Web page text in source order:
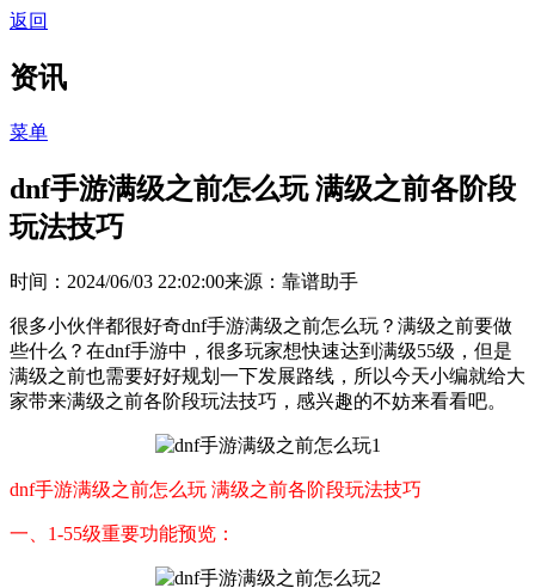
返回
资讯
菜单
dnf手游满级之前怎么玩 满级之前各阶段
玩法技巧
时间：2024/06/03 22:02:00来源：靠谱助手
很多小伙伴都很好奇dnf手游满级之前怎么玩？满级之前要做
些什么？在dnf手游中，很多玩家想快速达到满级55级，但是
满级之前也需要好好规划一下发展路线，所以今天小编就给大
家带来满级之前各阶段玩法技巧，感兴趣的不妨来看看吧。
dnf手游满级之前怎么玩 满级之前各阶段玩法技巧
一、1-55级重要功能预览：